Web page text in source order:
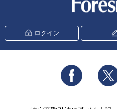
ログイン
Facebook